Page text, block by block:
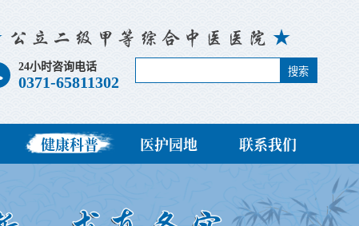
24小时咨询电话
0371-65811302
搜索
健康科普 医护园地 联系我们